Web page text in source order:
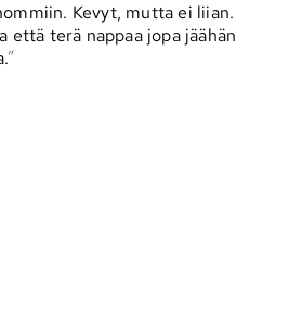
Kevyt, mutta ei liian.
että terä nappaa jopa jäähän